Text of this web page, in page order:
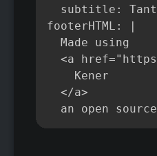
subtitle:
footerHTML: |
  Made using
<a
    Kener
  </a>
an open